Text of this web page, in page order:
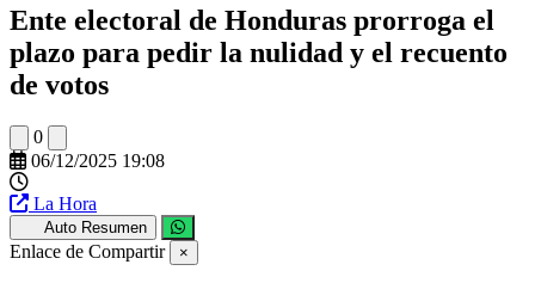
Ente electoral de Honduras prorroga el
plazo para pedir la nulidad y el recuento
de votos
0
06/12/2025 19:08
La Hora
Auto Resumen
Enlace de Compartir ×